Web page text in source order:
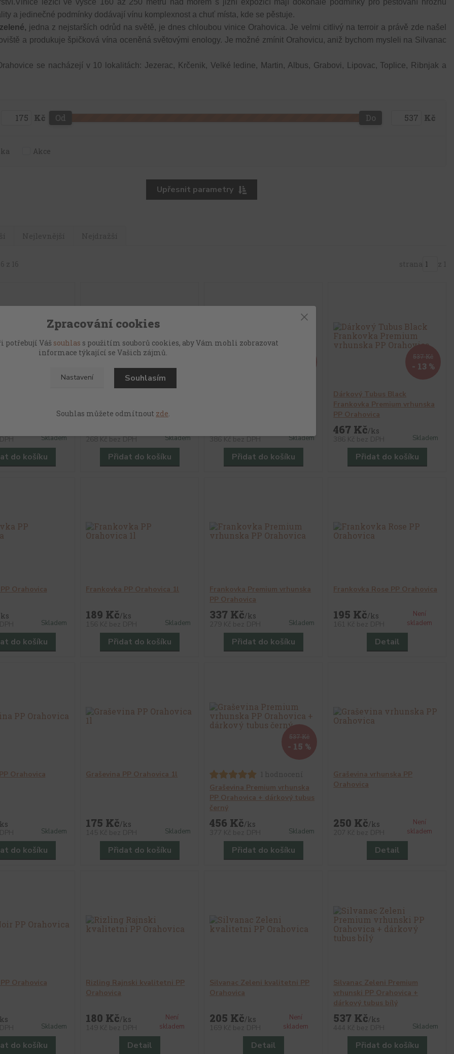
Vinice ležící ve výšce 160 až 250 metrů nad mořem s jižní expozicí mají dokonalé podmínky pro pěstování hroznů
a jedinečné podmínky dodávají vínu komplexnost a chuť místa, kde se pěstuje.
jedna z nejstarších odrůd na světě, je dnes chloubou vinice Orahovica. Je velmi citlivý na terroir a právě zde našel
a produkuje špičková vína oceněná světovými enology. Je možné zmínit Orahovicu, aniž bychom mysleli na Silvanac
se nacházejí v 10 lokalitách: Jezerac, Krčenik, Velké ledine, Martin, Albus, Grabovi, Lipovac, Toplice, Ribnjak a
Upřesnit parametry
Kč Od Do Kč
Akce
Skladem
do košíku
268 Kčbez DPH Skladem
Přidat do košíku
386 Kčbez DPH Skladem
Přidat do košíku
537 Kč
- 13 %
Dárkový Tubus Black
Frankovka Premium vrhunska
PP Orahovica
467 Kč/ks
Skladem
Přidat do košíku
Orahovica
ks
Skladem
do košíku
Frankovka PP Orahovica 1l
189 Kč/ks
Skladem
Přidat do košíku
Frankovka Premium vrhunska
PP Orahovica
337 Kč/ks
Skladem
Přidat do košíku
Frankovka Rose PP Orahovica
195 Kč/ks
Není
skladem
Detail
Orahovica
ks
Skladem
do košíku
Graševina PP Orahovica 1l
175 Kč/ks
Skladem
Přidat do košíku
537 Kč
- 15 %
Graševina Premium vrhunska
PP Orahovica + dárkový tubus
černý
456 Kč/ks
Skladem
Přidat do košíku
Graševina vrhunska PP
Orahovica
250 Kč/ks
Není
skladem
Detail
Orahovica
ks
Skladem
do košíku
Rizling Rajnski kvalitetni PP
Orahovica
180 Kč/ks
Není
skladem
Detail
Silvanac Zeleni kvalitetni PP
Orahovica
205 Kč/ks
Není
skladem
Detail
Silvanac Zeleni Premium
vrhunski PP Orahovica +
dárkový tubus bílý
537 Kč/ks
Skladem
Přidat do košíku
Zpracování cookies
potřebují Váš souhlas s použitím souborů cookies, aby Vám mohli zobrazovat
informace týkající se Vašich zájmů.
Nastavení Souhlasím
Souhlas můžete odmítnout zde.